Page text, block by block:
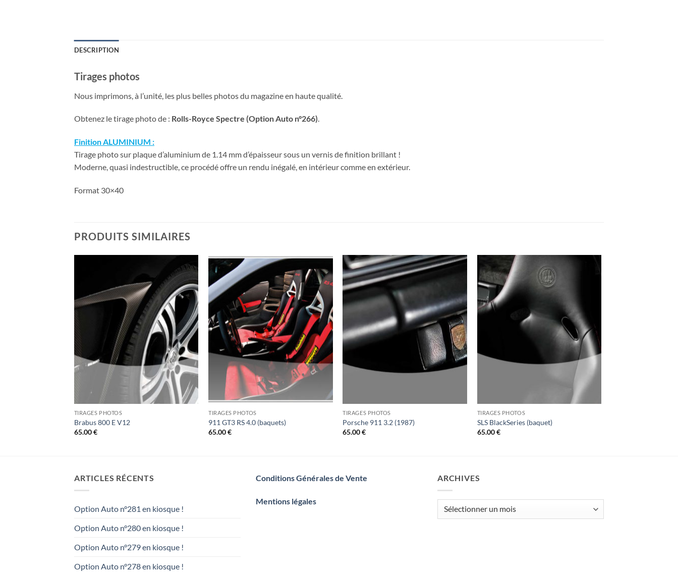
DESCRIPTION
Tirages photos
Nous imprimons, à l’unité, les plus belles photos du magazine en haute qualité.
Obtenez le tirage photo de : Rolls-Royce Spectre (Option Auto n°266).
Finition ALUMINIUM :
Tirage photo sur plaque d’aluminium de 1.14 mm d’épaisseur sous un vernis de finition brillant !
Moderne, quasi indestructible, ce procédé offre un rendu inégalé, en intérieur comme en extérieur.
Format 30×40
PRODUITS SIMILAIRES
TIRAGES PHOTOS
Brabus 800 E V12
65.00€
TIRAGES PHOTOS
911 GT3 RS 4.0 (baquets)
65.00€
TIRAGES PHOTOS
Porsche 911 3.2 (1987)
65.00€
TIRAGES PHOTOS
SLS BlackSeries (baquet)
65.00€
ARTICLES RÉCENTS
Option Auto n°281 en kiosque !
Option Auto n°280 en kiosque !
Option Auto n°279 en kiosque !
Option Auto n°278 en kiosque !
Conditions Générales de Vente
Mentions légales
ARCHIVES
Archives